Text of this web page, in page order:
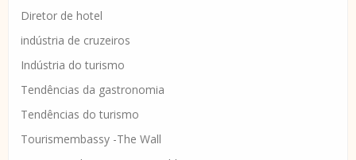
Diretor de hotel
indústria de cruzeiros
Indústria do turismo
Tendências da gastronomia
Tendências do turismo
Tourismembassy -The Wall